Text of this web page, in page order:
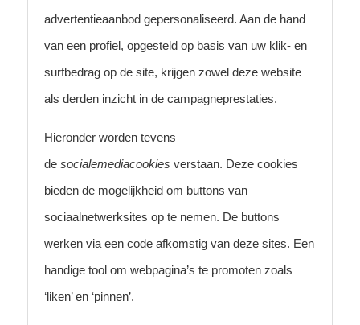
advertentieaanbod gepersonaliseerd. Aan de hand
van een profiel, opgesteld op basis van uw klik- en
surfbedrag op de site, krijgen zowel deze website
als derden inzicht in de campagneprestaties.
Hieronder worden tevens
de socialemediacookies verstaan. Deze cookies
bieden de mogelijkheid om buttons van
sociaalnetwerksites op te nemen. De buttons
werken via een code afkomstig van deze sites. Een
handige tool om webpagina’s te promoten zoals
‘liken’ en ‘pinnen’.